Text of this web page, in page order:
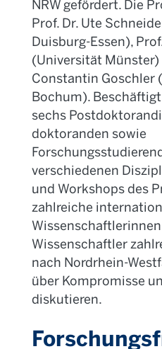
NRW gefördert. Die
Prof. Dr. Ute
Duisburg-Essen),
(Universität Münster)
Constantin Goschler
Bochum).
sechs
doktoranden sowie
verschiedenen
und Workshops des
zahlreiche
Wissenschaftler
nach Nordrhein-
über Kompromisse
diskutieren.